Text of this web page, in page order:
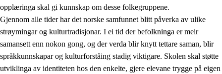
opplæringa skal gi kunnskap om desse folkegruppene.
Gjennom alle tider har det norske samfunnet blitt påverka av ulike
strøymingar og kulturtradisjonar. I ei tid der befolkninga er meir
samansett enn nokon gong, og der verda blir knytt tettare saman, blir
språkkunnskapar og kulturforståing stadig viktigare. Skolen skal støtte
utviklinga av identiteten hos den enkelte, gjere elevane trygge på eigen